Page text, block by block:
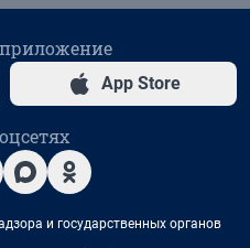
App Store
и государственных органов